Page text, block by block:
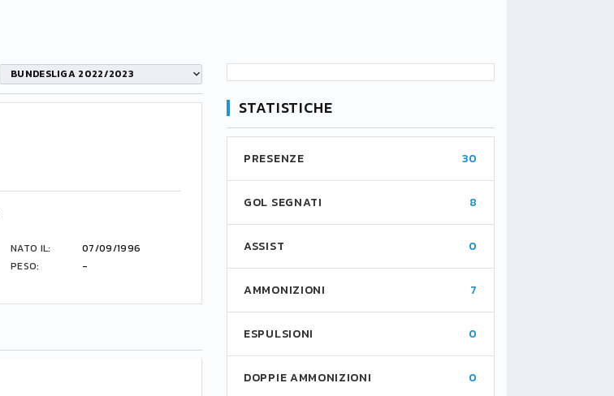
BUNDESLIGA 2022/2023
NATO IL:
07/09/1996
PESO: -
STATISTICHE
PRESENZE 30
GOL SEGNATI 8
ASSIST 0
AMMONIZIONI 7
ESPULSIONI 0
DOPPIE AMMONIZIONI 0